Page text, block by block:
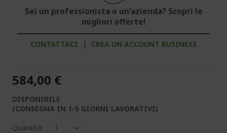
Sei un professionista o un'azienda? Scopri le
migliori offerte!
CONTATTACI | CREA UN ACCOUNT BUSINESS
584,00 €
DISPONIBILE
(CONSEGNA IN 1-5 GIORNI LAVORATIVI)
Quantità: